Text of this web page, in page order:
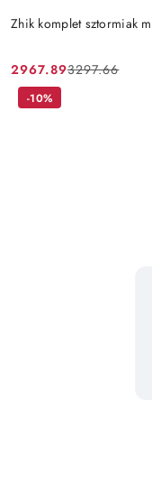
Zhik komplet sztormiak
Cena
promocyjna:
2967.89
Cena
przed
3297.66
-10%